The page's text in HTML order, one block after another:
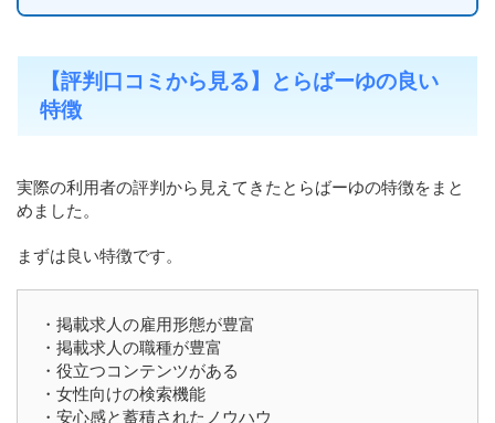
【評判口コミから見る】とらばーゆの良い
特徴
実際の利用者の評判から見えてきたとらばーゆの特徴をまと
めました。
まずは良い特徴です。
・掲載求人の雇用形態が豊富
・掲載求人の職種が豊富
・役立つコンテンツがある
・女性向けの検索機能
・安心感と蓄積されたノウハウ